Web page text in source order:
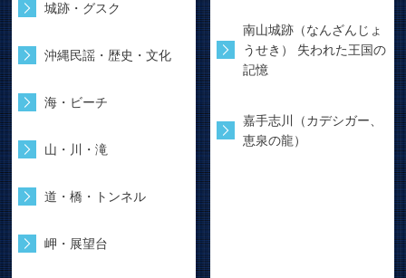
城跡・グスク
沖縄民謡・歴史・文化
海・ビーチ
山・川・滝
道・橋・トンネル
岬・展望台
南山城跡（なんざんじょ
うせき） 失われた王国の
記憶
嘉手志川（カデシガー、
恵泉の龍）